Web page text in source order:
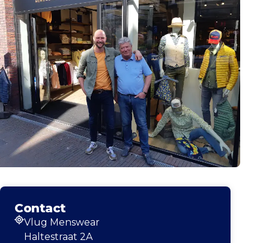
Contact
Adresse
Vlug Menswear
Haltestraat 2A